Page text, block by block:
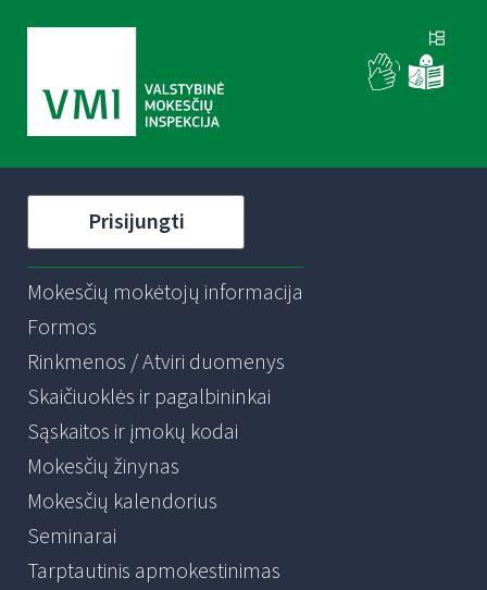
Prisijungti
Mokesčių mokėtojų informacija
Formos
Rinkmenos / Atviri duomenys
Skaičiuoklės ir pagalbininkai
Sąskaitos ir įmokų kodai
Mokesčių žinynas
Mokesčių kalendorius
Seminarai
Tarptautinis apmokestinimas